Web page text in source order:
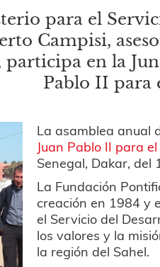
para el
Campisi,
participa en la
Pablo II para
La asamblea anual
Juan Pablo II para
Senegal, Dakar, del
La Fundación
creación en 1984 y
el Servicio del
los valores y la
la región del Sahel.